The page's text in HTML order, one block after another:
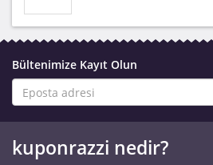
Bültenimize Kayıt Olun
kuponrazzi nedir?